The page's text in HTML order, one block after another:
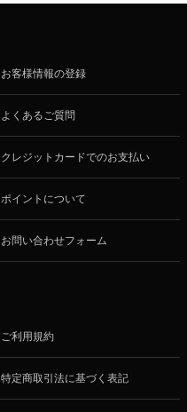
お客様情報の登録
よくあるご質問
クレジットカードでのお支払い
ポイントについて
お問い合わせフォーム
ご利用規約
特定商取引法に基づく表記